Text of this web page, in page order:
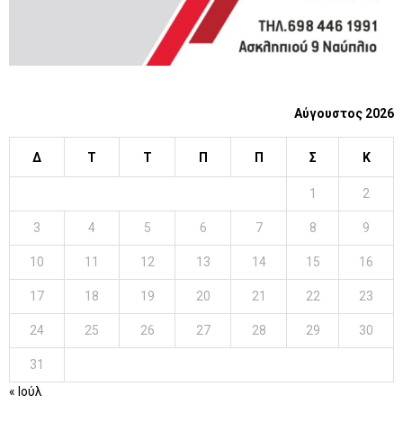
Αύγουστος 2026
Δ Τ Τ Π Π Σ Κ
1 2
3 4 5 6 7 8 9
10 11 12 13 14 15 16
17 18 19 20 21 22 23
24 25 26 27 28 29 30
31
« Ιούλ